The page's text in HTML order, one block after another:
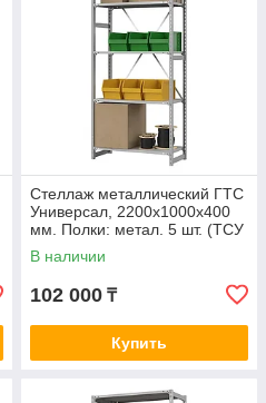
Стеллаж металлический ГТС
Универсал, 2200x1000x400
мм. Полки: метал. 5 шт. (ТСУ
22100450)
В наличии
102 000 ₸
Купить